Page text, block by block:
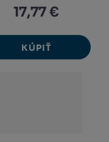
17,77 €
KÚPIŤ